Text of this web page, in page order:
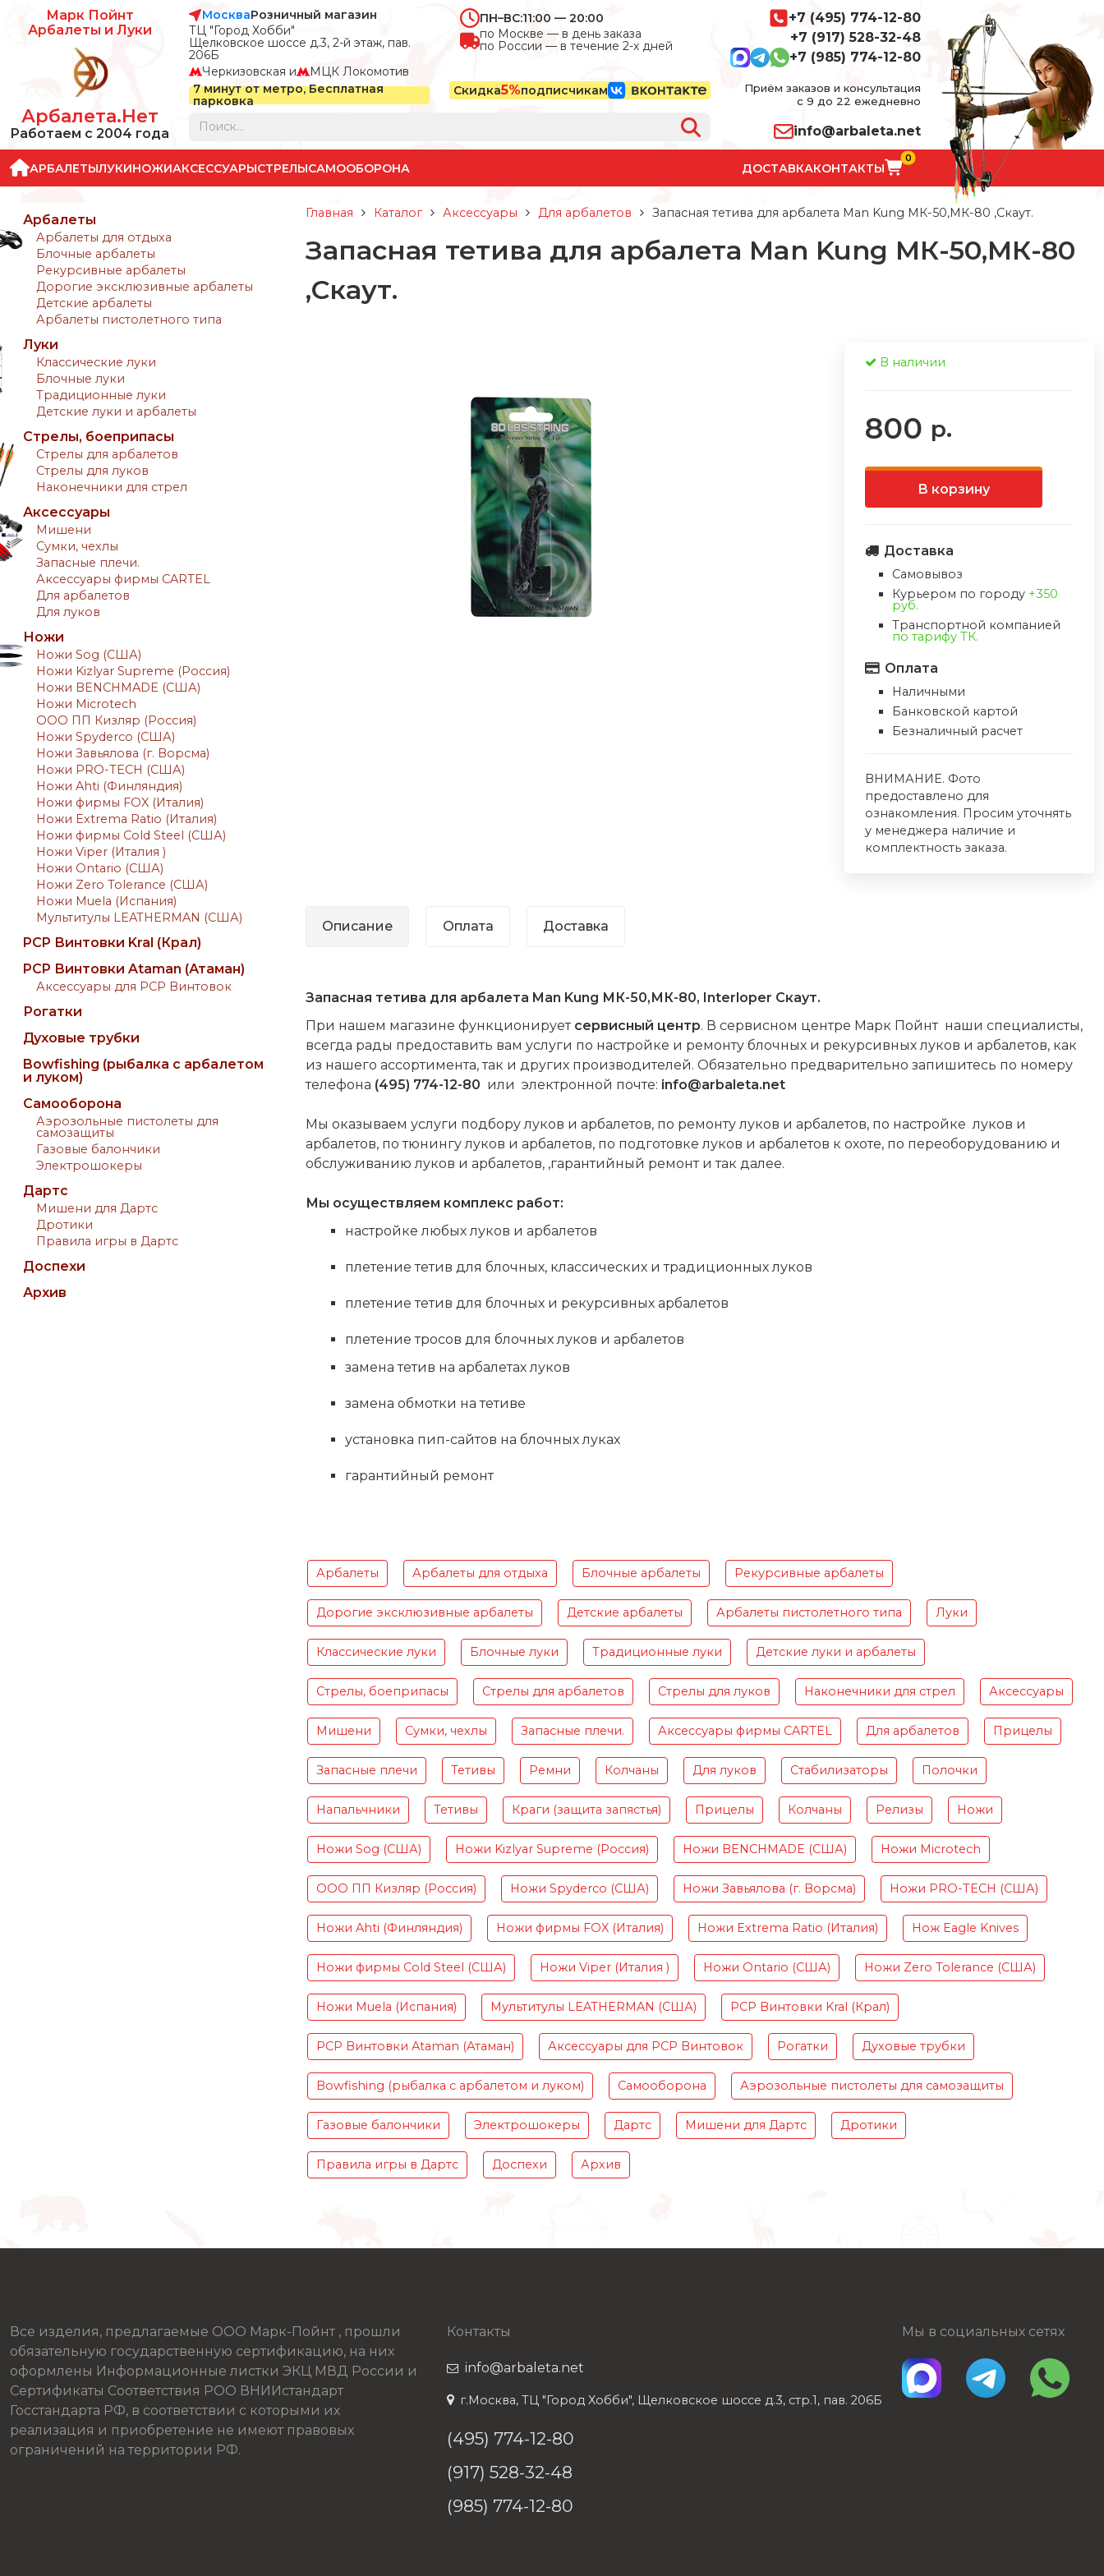
Марк Пойнт
Арбалеты и Луки
Арбалета.Нет
Работаем с 2004 года
МоскваРозничный магазин
ТЦ "Город Хобби"
Щелковское шоссе д.3, 2-й этаж, пав.
206Б
Черкизовская и
МЦК Локомотив
ПН–ВС:11:00 — 20:00
по Москве — в день заказа
по России — в течение 2-х дней
7 минут от метро, Бесплатная
парковка
Скидка5%подписчикам
+7 (495) 774-12-80
+7 (917) 528-32-48
+7 (985) 774-12-80
Приём заказов и консультация
с 9 до 22 ежедневно
info@arbaleta.net
АРБАЛЕТЫЛУКИНОЖИАКСЕССУАРЫСТРЕЛЫСАМООБОРОНА ДОСТАВКАКОНТАКТЫ
0
Арбалеты
Арбалеты для отдыха
Блочные арбалеты
Рекурсивные арбалеты
Дорогие эксклюзивные арбалеты
Детские арбалеты
Арбалеты пистолетного типа
Луки
Классические луки
Блочные луки
Традиционные луки
Детские луки и арбалеты
Стрелы, боеприпасы
Стрелы для арбалетов
Стрелы для луков
Наконечники для стрел
Аксессуары
Мишени
Сумки, чехлы
Запасные плечи.
Аксессуары фирмы CARTEL
Для арбалетов
Для луков
Ножи
Ножи Sog (США)
Ножи Kizlyar Supreme (Россия)
Ножи BENCHMADE (США)
Ножи Microtech
ООО ПП Кизляр (Россия)
Ножи Spyderco (США)
Ножи Завьялова (г. Ворсма)
Ножи PRO-TECH (США)
Ножи Ahti (Финляндия)
Ножи фирмы FOX (Италия)
Ножи Extrema Ratio (Италия)
Ножи фирмы Cold Steel (США)
Ножи Viper (Италия )
Ножи Ontario (США)
Ножи Zero Tolerance (США)
Ножи Muela (Испания)
Мультитулы LEATHERMAN (США)
PCP Винтовки Kral (Крал)
PCP Винтовки Ataman (Атаман)
Аксессуары для PCP Винтовок
Рогатки
Духовые трубки
Bowfishing (рыбалка с арбалетом
и луком)
Самооборона
Аэрозольные пистолеты для
самозащиты
Газовые балончики
Электрошокеры
Дартс
Мишени для Дартс
Дротики
Правила игры в Дартс
Доспехи
Архив
Главная Каталог Аксессуары Для арбалетов Запасная тетива для арбалета Man Kung МК-50,МК-80 ,Скаут.
Запасная тетива для арбалета Man Kung МК-50,МК-80
,Скаут.
В наличии
800 р.
В корзину
Доставка
Самовывоз
Курьером по городу +350
руб.
Транспортной компанией
по тарифу ТК.
Оплата
Наличными
Банковской картой
Безналичный расчет
ВНИМАНИЕ. Фото
предоставлено для
ознакомления. Просим уточнять
у менеджера наличие и
комплектность заказа.
Описание Оплата Доставка
Запасная тетива для арбалета Man Kung МК-50,МК-80, Interloper Скаут.
При нашем магазине функционирует сервисный центр. В сервисном центре Марк Пойнт наши специалисты,
всегда рады предоставить вам услуги по настройке и ремонту блочных и рекурсивных луков и арбалетов, как
из нашего ассортимента, так и других производителей. Обязательно предварительно запишитесь по номеру
телефона (495) 774-12-80 или электронной почте: info@arbaleta.net
Мы оказываем услуги подбору луков и арбалетов, по ремонту луков и арбалетов, по настройке луков и
арбалетов, по тюнингу луков и арбалетов, по подготовке луков и арбалетов к охоте, по переоборудованию и
обслуживанию луков и арбалетов, ,гарантийный ремонт и так далее.
Мы осуществляем комплекс работ:
настройке любых луков и арбалетов
плетение тетив для блочных, классических и традиционных луков
плетение тетив для блочных и рекурсивных арбалетов
плетение тросов для блочных луков и арбалетов
замена тетив на арбалетах луков
замена обмотки на тетиве
установка пип-сайтов на блочных луках
гарантийный ремонт
Арбалеты Арбалеты для отдыха Блочные арбалеты Рекурсивные арбалеты
Дорогие эксклюзивные арбалеты Детские арбалеты Арбалеты пистолетного типа Луки
Классические луки Блочные луки Традиционные луки Детские луки и арбалеты
Стрелы, боеприпасы Стрелы для арбалетов Стрелы для луков Наконечники для стрел Аксессуары
Мишени Сумки, чехлы Запасные плечи. Аксессуары фирмы CARTEL Для арбалетов Прицелы
Запасные плечи Тетивы Ремни Колчаны Для луков Стабилизаторы Полочки
Напальчники Тетивы Краги (защита запястья) Прицелы Колчаны Релизы Ножи
Ножи Sog (США) Ножи Kizlyar Supreme (Россия) Ножи BENCHMADE (США) Ножи Microtech
ООО ПП Кизляр (Россия) Ножи Spyderco (США) Ножи Завьялова (г. Ворсма) Ножи PRO-TECH (США)
Ножи Ahti (Финляндия) Ножи фирмы FOX (Италия) Ножи Extrema Ratio (Италия) Нож Eagle Knives
Ножи фирмы Cold Steel (США) Ножи Viper (Италия ) Ножи Ontario (США) Ножи Zero Tolerance (США)
Ножи Muela (Испания) Мультитулы LEATHERMAN (США) PCP Винтовки Kral (Крал)
PCP Винтовки Ataman (Атаман) Аксессуары для PCP Винтовок Рогатки Духовые трубки
Bowfishing (рыбалка с арбалетом и луком) Самооборона Аэрозольные пистолеты для самозащиты
Газовые балончики Электрошокеры Дартс Мишени для Дартс Дротики
Правила игры в Дартс Доспехи Архив
Все изделия, предлагаемые ООО Марк-Пойнт , прошли
обязательную государственную сертификацию, на них
оформлены Информационные листки ЭКЦ МВД России и
Сертификаты Соответствия РОО ВНИИстандарт
Госстандарта РФ, в соответствии с которыми их
реализация и приобретение не имеют правовых
ограничений на территории РФ.
Контакты
info@arbaleta.net
г.Москва, ТЦ "Город Хобби", Щелковское шоссе д.3, стр.1, пав. 206Б
(495) 774-12-80
(917) 528-32-48
(985) 774-12-80
Мы в социальных сетях